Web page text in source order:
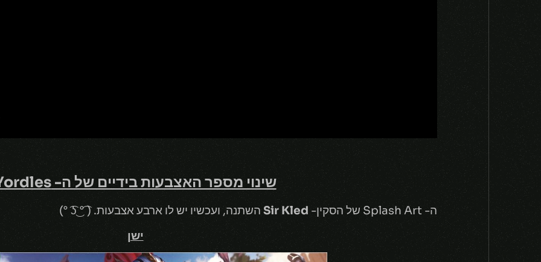
שינוי מספר האצבעות בידיים של ה- Yordles
ה- Splash Art של הסקין- Sir Kled השתנה, ועכשיו יש לו ארבע אצבעות. ( ͡° ͜ʖ ͡°)
ישן